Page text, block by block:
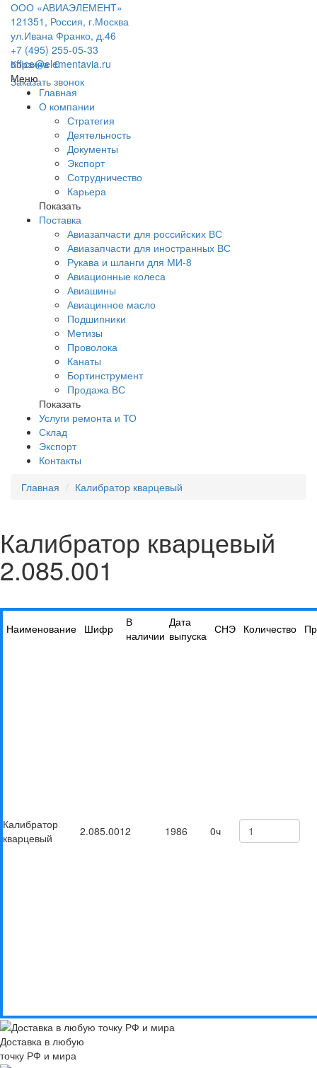
ООО «АВИАЭЛЕМЕНТ»
121351, Россия, г.Москва
ул.Ивана Франко, д.46
+7 (495) 255-05-33
office@elementavia.ru
Заказать звонок
Корзина0
Меню
Главная
О компании
Стратегия
Деятельность
Документы
Экспорт
Сотрудничество
Карьера
Показать
Поставка
Авиазапчасти для российских ВС
Авиазапчасти для иностранных ВС
Рукава и шланги для МИ-8
Авиационные колеса
Авиашины
Авиацинное масло
Подшипники
Метизы
Проволока
Канаты
Бортинструмент
Продажа ВС
Показать
Услуги ремонта и ТО
Склад
Экспорт
Контакты
Главная
Калибратор кварцевый
Калибратор кварцевый
2.085.001
Наименование Шифр
В
наличии
Дата
выпуска СНЭ Количество
Калибратор
кварцевый
2.085.0012 1986 0ч
Доставка в любую
точку РФ и мира